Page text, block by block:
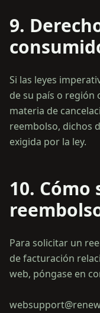
9.
Si las leyes
de su país o región
materia de
reembolso, dichos
10.
Para solicitar un
de facturación
web, póngase en